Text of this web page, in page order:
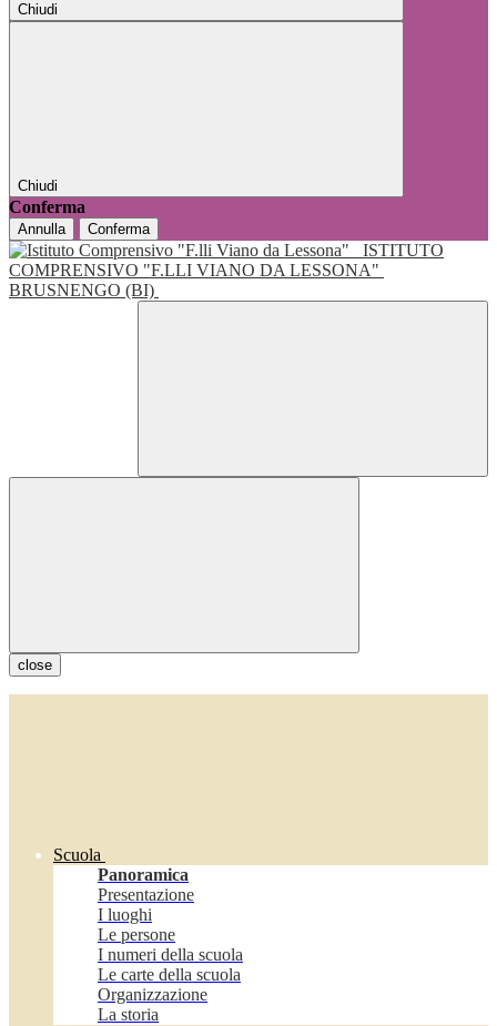
Chiudi
Chiudi
Conferma
Annulla Conferma
ISTITUTO
COMPRENSIVO "F.LLI VIANO DA LESSONA"
BRUSNENGO (BI)
close
Scuola
Panoramica
Presentazione
I luoghi
Le persone
I numeri della scuola
Le carte della scuola
Organizzazione
La storia